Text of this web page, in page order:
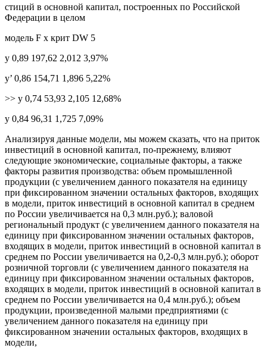
стиций в основной капитал, построенных по Российской
Федерации в целом
модель F х крит DW 5
у 0,89 197,62 2,012 3,97%
у’ 0,86 154,71 1,896 5,22%
>> у 0,74 53,93 2,105 12,68%
у 0,84 96,31 1,725 7,09%
Анализируя данные модели, мы можем сказать, что на приток
инвестиций в основной капитал, по-прежнему, влияют
следующие экономические, социальные факторы, а также
факторы развития производства: объем промышленной
продукции (с увеличением данного показателя на единицу
при фиксированном значении остальных факторов, входящих
в модели, приток инвестиций в основной капитал в среднем
по России увеличивается на 0,3 млн.руб.); валовой
региональный продукт (с увеличением данного показателя на
единицу при фиксированном значении остальных факторов,
входящих в модели, приток инвестиций в основной капитал в
среднем по России увеличивается на 0,2-0,3 млн.руб.); оборот
розничной торговли (с увеличением данного показателя на
единицу при фиксированном значении остальных факторов,
входящих в модели, приток инвестиций в основной капитал в
среднем по России увеличивается на 0,4 млн.руб.); объем
продукции, произведенной малыми предприятиями (с
увеличением данного показателя на единицу при
фиксированном значении остальных факторов, входящих в
модели,